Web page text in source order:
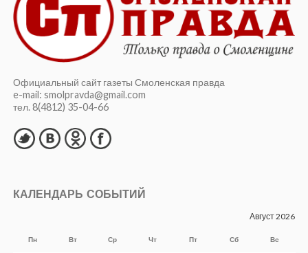
Официальный сайт газеты Смоленская правда
e-mail: smolpravda@gmail.com
тел. 8(4812) 35-04-66
КАЛЕНДАРЬ СОБЫТИЙ
Август 2026
Пн Вт Ср Чт Пт Сб Вс